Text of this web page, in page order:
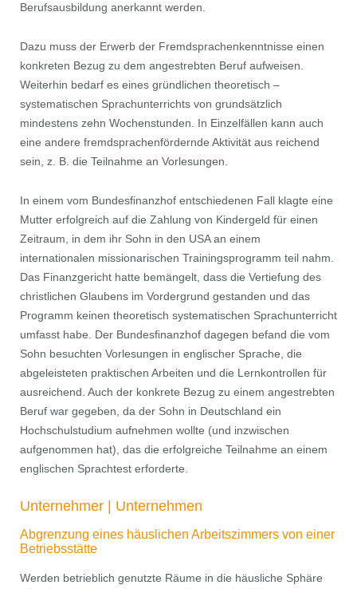
Berufsausbildung anerkannt werden.
Dazu muss der Erwerb der Fremdsprachenkenntnisse einen
konkreten Bezug zu dem angestrebten Beruf aufweisen.
Weiterhin bedarf es eines gründlichen theoretisch –
systematischen Sprachunterrichts von grundsätzlich
mindestens zehn Wochenstunden. In Einzelfällen kann auch
eine andere fremdsprachenfördernde Aktivität aus reichend
sein, z. B. die Teilnahme an Vorlesungen.
In einem vom Bundesﬁnanzhof entschiedenen Fall klagte eine
Mutter erfolgreich auf die Zahlung von Kindergeld für einen
Zeitraum, in dem ihr Sohn in den USA an einem
internationalen missionarischen Trainingsprogramm teil nahm.
Das Finanzgericht hatte bemängelt, dass die Vertiefung des
christlichen Glaubens im Vordergrund gestanden und das
Programm keinen theoretisch systematischen Sprachunterricht
umfasst habe. Der Bundesﬁnanzhof dagegen befand die vom
Sohn besuchten Vorlesungen in englischer Sprache, die
abgeleisteten praktischen Arbeiten und die Lernkontrollen für
ausreichend. Auch der konkrete Bezug zu einem angestrebten
Beruf war gegeben, da der Sohn in Deutschland ein
Hochschulstudium aufnehmen wollte (und inzwischen
aufgenommen hat), das die erfolgreiche Teilnahme an einem
englischen Sprachtest erforderte.
Unternehmer | Unternehmen
Abgrenzung eines häuslichen Arbeitszimmers von einer
Betriebsstätte
Werden betrieblich genutzte Räume in die häusliche Sphäre